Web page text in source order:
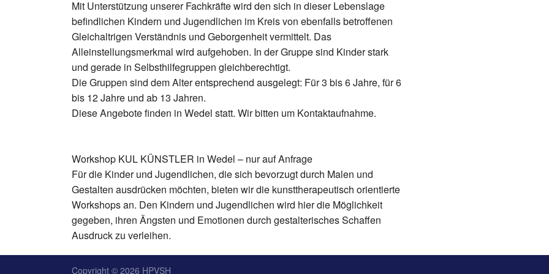
Mit Unterstützung unserer Fachkräfte wird den sich in dieser Lebenslage
befindlichen Kindern und Jugendlichen im Kreis von ebenfalls betroffenen
Gleichaltrigen Verständnis und Geborgenheit vermittelt. Das
Alleinstellungsmerkmal wird aufgehoben. In der Gruppe sind Kinder stark
und gerade in Selbsthilfegruppen gleichberechtigt.
Die Gruppen sind dem Alter entsprechend ausgelegt: Für 3 bis 6 Jahre, für 6
bis 12 Jahre und ab 13 Jahren.
Diese Angebote finden in Wedel statt. Wir bitten um Kontaktaufnahme.
Workshop KUL KÜNSTLER in Wedel – nur auf Anfrage
Für die Kinder und Jugendlichen, die sich bevorzugt durch Malen und
Gestalten ausdrücken möchten, bieten wir die kunsttherapeutisch orientierte
Workshops an. Den Kindern und Jugendlichen wird hier die Möglichkeit
gegeben, ihren Ängsten und Emotionen durch gestalterisches Schaffen
Ausdruck zu verleihen.
Copyright © 2026 HPVSH